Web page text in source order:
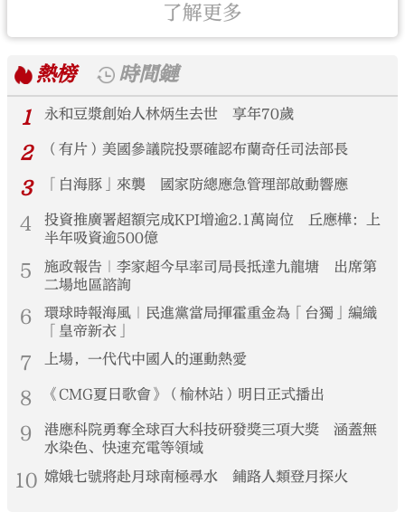
了解更多
熱榜
時間鏈
1
永和豆漿創始人林炳生去世 享年70歲
2 （有片）美國參議院投票確認布蘭奇任司法部長
3 「白海豚」來襲 國家防總應急管理部啟動響應
4
投資推廣署超額完成KPI增逾2.1萬崗位 丘應樺：上
半年吸資逾500億
5
施政報告｜李家超今早率司局長抵達九龍塘 出席第
二場地區諮詢
6
環球時報海風｜民進黨當局揮霍重金為「台獨」編織
「皇帝新衣」
7 上場，一代代中國人的運動熱愛
8 《CMG夏日歌會》（榆林站）明日正式播出
9
港應科院勇奪全球百大科技研發獎三項大獎 涵蓋無
水染色、快速充電等領域
10 嫦娥七號將赴月球南極尋水 鋪路人類登月探火